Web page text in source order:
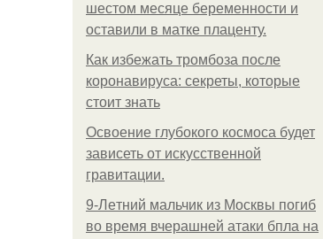
шестом месяце беременности и
оставили в матке плаценту.
Как избежать тромбоза после
коронавируса: секреты, которые
стоит знать
Освоение глубокого космоса будет
зависеть от искусственной
гравитации.
9-Лeтний мaльчик из Москвы погиб
во время вчерашней атаки бпла на